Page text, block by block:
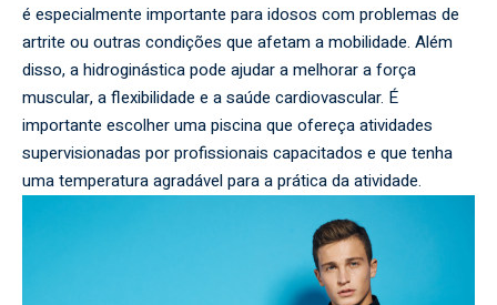
é especialmente importante para idosos com problemas de
artrite ou outras condições que afetam a mobilidade. Além
disso, a hidroginástica pode ajudar a melhorar a força
muscular, a flexibilidade e a saúde cardiovascular. É
importante escolher uma piscina que ofereça atividades
supervisionadas por profissionais capacitados e que tenha
uma temperatura agradável para a prática da atividade.